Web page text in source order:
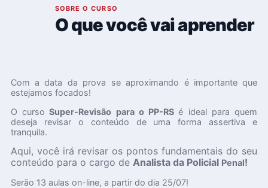
SOBRE O CURSO
O que você vai aprender
Com a data da prova se aproximando é importante que
estejamos focados!
O curso Super-Revisão para o PP-RSé ideal para quem
deseja revisar o conteúdo de uma forma assertiva e
tranquila.
Aqui, você irá revisar os pontos fundamentais do seu
conteúdo para o cargo de Analista da Policial Penal!
Serão 13 aulas on-line, a partir do dia 25/07!